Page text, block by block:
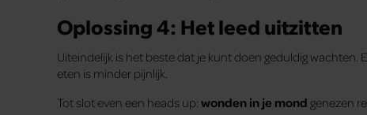
Oplossing 4: Het leed uitzitten
Uiteindelijk is het beste dat je kunt doen geduldig wachten.
eten is minder pijnlijk.
Tot slot even een heads up: wonden in je mond genezen